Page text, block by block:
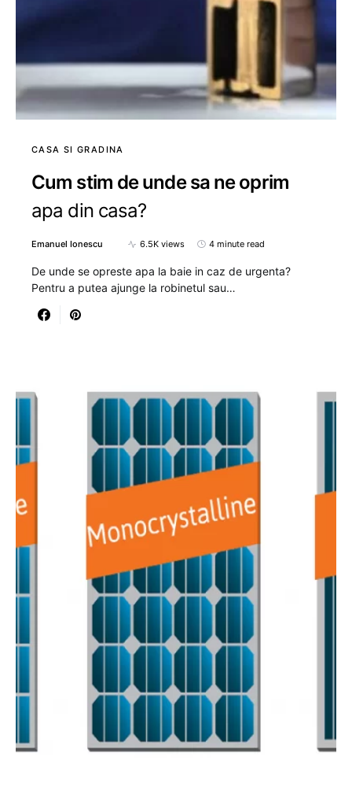
CASA SI GRADINA
Cum stim de unde sa ne oprim
apa din casa?
Emanuel Ionescu 6.5K views 4 minute read
De unde se opreste apa la baie in caz de urgenta?
Pentru a putea ajunge la robinetul sau…